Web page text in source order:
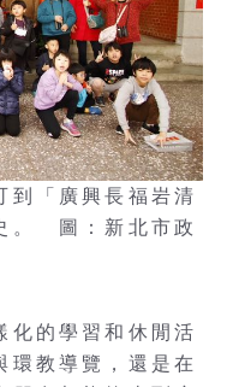
到「廣興長福岩清
。 圖：新北市政
化的學習和休閒活
環教導覽，還是在